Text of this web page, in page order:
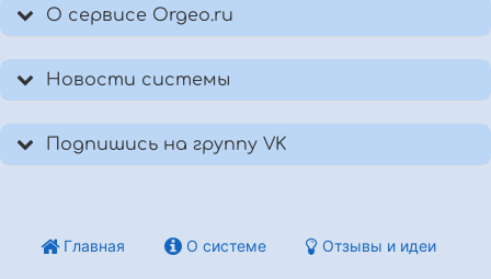
О сервисе Orgeo.ru
Новости системы
Подпишись на группу VK
Главная О системе Отзывы и идеи